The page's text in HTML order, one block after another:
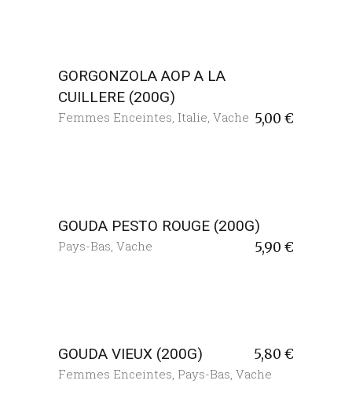
GORGONZOLA AOP A LA
CUILLERE (200G)
5,00 €
Femmes Enceintes, Italie, Vache
GOUDA PESTO ROUGE (200G)
5,90 €
Pays-Bas Vache
GOUDA VIEUX (200G) 5,80 €
Femmes Enceintes, Pays-Bas, Vache